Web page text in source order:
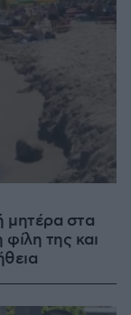
μητέρα στα
της και